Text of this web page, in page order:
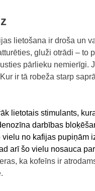
lietošana ir droša un
gluži otrādi – to
pārlieku nemierīgi.
ir tā robeža starp
lietotais stimulants,
darbības
no kafijas pupiņām
arī šo vielu nosauca par
ka kofeīns ir